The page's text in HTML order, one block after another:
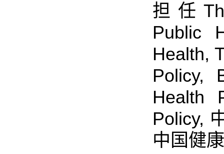
担任
Public
Health,
Policy,
Health
Policy,
中国健